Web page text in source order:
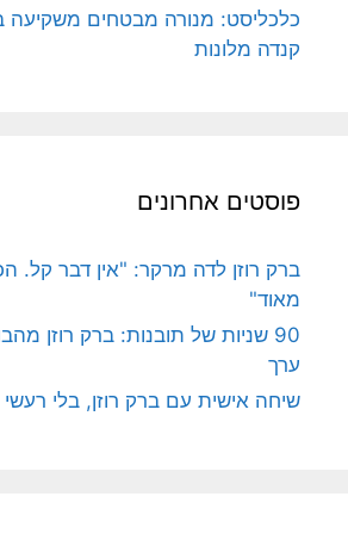
כלכליסט: מנורה מבטחים משקיעה
קנדה מלונות
פוסטים אחרונים
ברק רוזן לדה מרקר: "אין דבר קל.
מאוד"
90 שניות של תובנות: ברק רוזן
ערך
שיחה אישית עם ברק רוזן, בלי